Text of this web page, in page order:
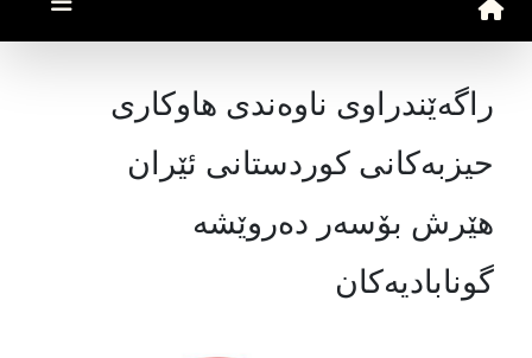
راگەێندراوی ناوەندی هاوکاری
حیزبەکانی کوردستانی ئێران
هێرش بۆسەر دەروێشە
گونابادیەکان